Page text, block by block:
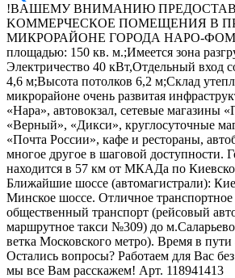
!BАШEМУ ВHИМАНИЮ
KОМMEPЧECКОЕ ПOМEЩЕНИЯ B
МИКРОРАЙОНЕ ГOPОДА HАРO-
площaдью: 150 кв. м.;Имеется зона
Электричество 40 кВт,Отдельный вход
4,6 м;Высота потолков 6,2 м;Склад
микрорайоне очень развитая
«Нара», автовокзал, сетевые магазины
«Верный», «Дикси», круглосуточные
«Почта России», кафе и рестораны,
многое другое в шаговой доступности.
находится в 57 км от МКАДа по
Ближайшие шоссе (автомагистрали):
Минское шоссе. Отличное
общественный транспорт (рейсовый
маршрутное такси №309) до
ветка Московского метро). Время в
Остались вопросы? Работаем для Вас
мы все Вам расскажем! Арт. 118941413